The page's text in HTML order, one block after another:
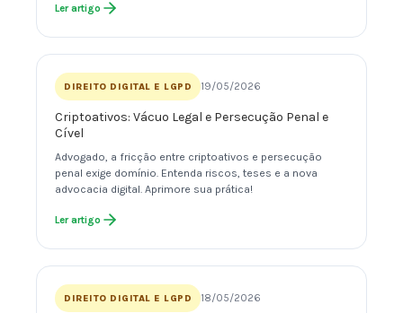
Ler artigo
DIREITO DIGITAL E LGPD 19/05/2026
Criptoativos: Vácuo Legal e Persecução Penal e
Cível
Advogado, a fricção entre criptoativos e persecução
penal exige domínio. Entenda riscos, teses e a nova
advocacia digital. Aprimore sua prática!
Ler artigo
DIREITO DIGITAL E LGPD 18/05/2026